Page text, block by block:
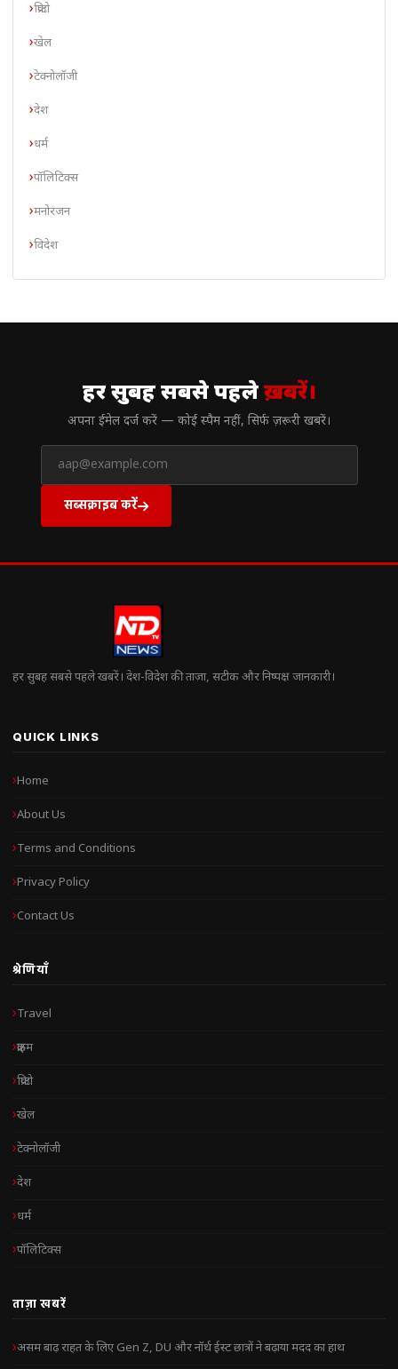
क्रिप्टो
खेल
टेक्नोलॉजी
देश
धर्म
पॉलिटिक्स
मनोरंजन
विदेश
हर सुबह सबसे पहलेख़बरें।
अपना ईमेल दर्ज करें — कोई स्पैम नहीं, सिर्फ ज़रूरी खबरें।
सब्सक्राइब करें
हर सुबह सबसे पहले खबरें। देश-विदेश की ताज़ा, सटीक और निष्पक्ष जानकारी।
QUICK LINKS
Home
About Us
Terms and Conditions
Privacy Policy
Contact Us
श्रेणियाँ
Travel
क्राइम
क्रिप्टो
खेल
टेक्नोलॉजी
देश
धर्म
पॉलिटिक्स
ताज़ा खबरें
असम बाढ़ राहत के लिए Gen Z, DU और नॉर्थ ईस्ट छात्रों ने बढ़ाया मदद का हाथ